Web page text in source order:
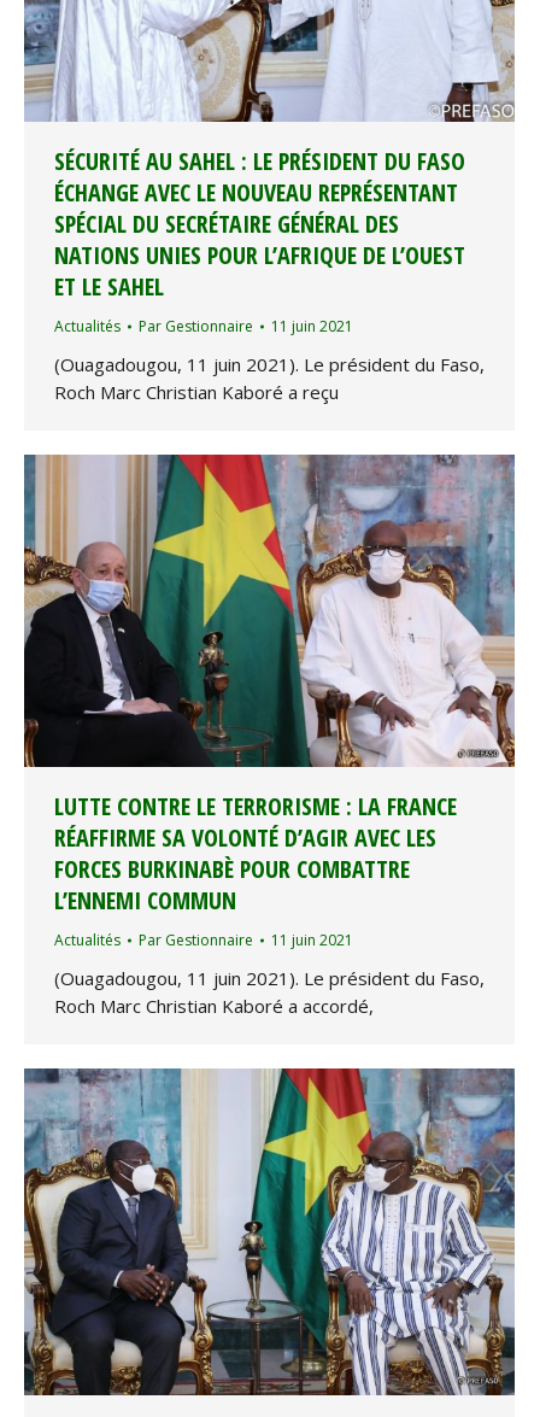
SÉCURITÉ AU SAHEL : LE PRÉSIDENT DU FASO
ÉCHANGE AVEC LE NOUVEAU REPRÉSENTANT
SPÉCIAL DU SECRÉTAIRE GÉNÉRAL DES
NATIONS UNIES POUR L’AFRIQUE DE L’OUEST
ET LE SAHEL
Actualités Par Gestionnaire 11 juin 2021
(Ouagadougou, 11 juin 2021). Le président du Faso,
Roch Marc Christian Kaboré a reçu
LUTTE CONTRE LE TERRORISME : LA FRANCE
RÉAFFIRME SA VOLONTÉ D’AGIR AVEC LES
FORCES BURKINABÈ POUR COMBATTRE
L’ENNEMI COMMUN
Actualités Par Gestionnaire 11 juin 2021
(Ouagadougou, 11 juin 2021). Le président du Faso,
Roch Marc Christian Kaboré a accordé,